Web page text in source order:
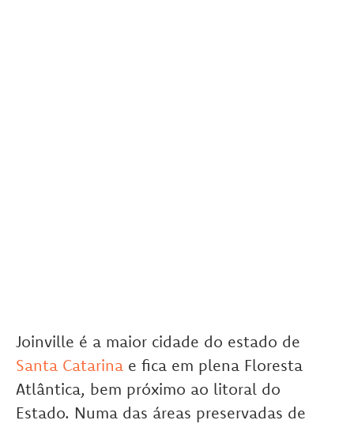
Joinville é a maior cidade do estado de
Santa Catarina e fica em plena Floresta
Atlântica, bem próximo ao litoral do
Estado. Numa das áreas preservadas de